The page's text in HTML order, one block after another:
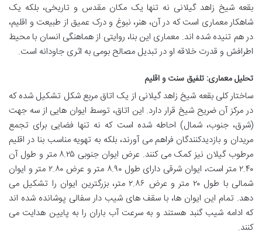
بقعه شیخ زاهد گیلانی نه تنها یک مکان مقدس و تاریخی، بلکه یک
شاهکار معماری است که در آن، هنر، نبوغ و درک عمیق از طبیعت و اقلیم،
در هم تنیده شده اند. معماری این بنا، روایتی از هماهنگی انسان با محیط
اطرافش و قدرت خلاقه او در تبدیل مصالح بومی به اثری جاودانه است.
تحلیل معماری: تلفیق سنت و اقلیم
ساختار کلی بقعه شیخ زاهد گیلانی از یک اتاق مربع شکل تشکیل شده که
در مرکز آن ضریح شیخ قرار دارد. این اتاق، توسط ایوان هایی از سه جهت
(شرق، جنوب، شمال) احاطه شده است که نه تنها فضایی برای تجمع
مریدان و بازدیدکنندگان فراهم می آورند، بلکه به تهویه مناسب بنا در اقلیم
مرطوب گیلان نیز کمک می کنند. عرض ایوان جنوبی ۸.۲۵ متر و طول آن
۲.۴۰ متر است، ایوان شرقی دارای طول ۸.۹۰ متر و عرض ۲.۸۰ متر و ایوان
شمالی با طول ۲۰ متر و عرض ۲.۸۶ متر، بزرگترین ایوان را تشکیل می
دهد. تمام این ایوان ها، با سقف های شیب دار سفالی پوشانده شده اند
که ادامه شیب گنبد هستند و به سرعت آب باران را به پایین هدایت می
کنند.